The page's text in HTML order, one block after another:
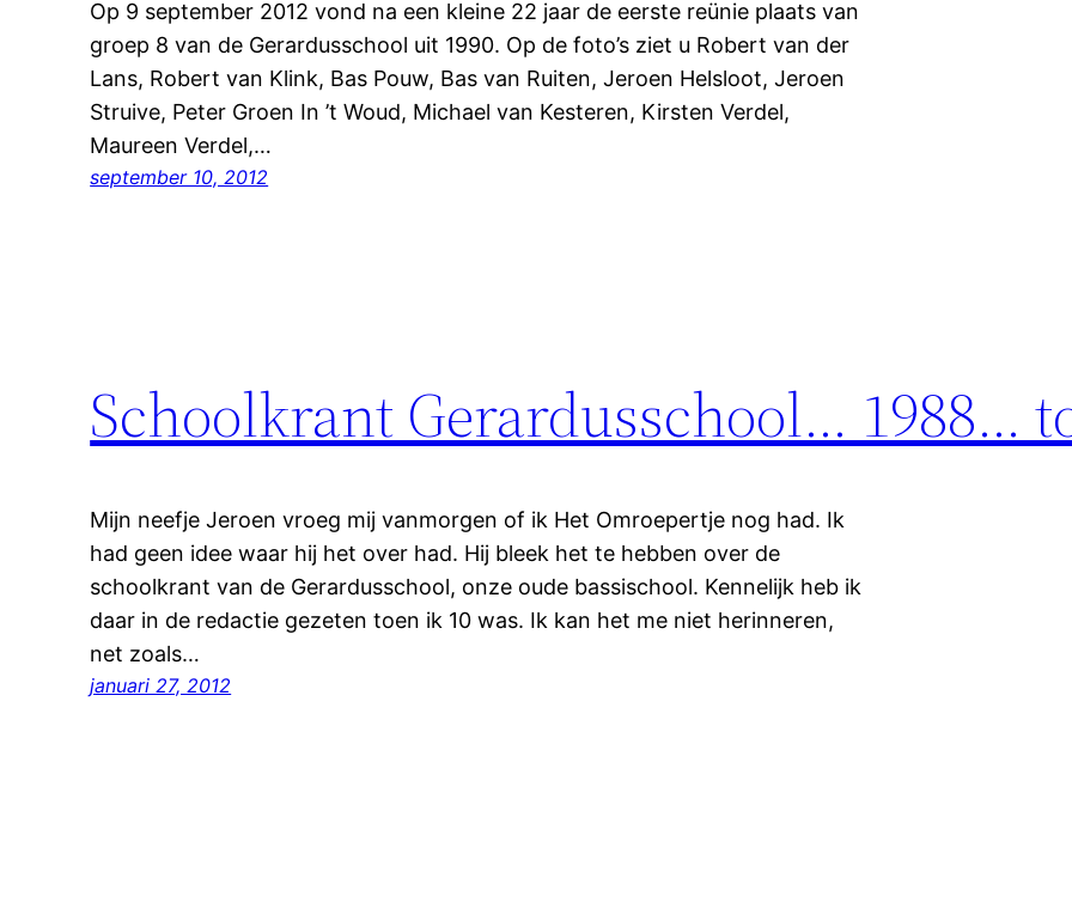
Op 9 september 2012 vond na een kleine 22 jaar de eerste reünie plaats van
groep 8 van de Gerardusschool uit 1990. Op de foto’s ziet u Robert van der
Lans, Robert van Klink, Bas Pouw, Bas van Ruiten, Jeroen Helsloot, Jeroen
Struive, Peter Groen In ’t Woud, Michael van Kesteren, Kirsten Verdel,
Maureen Verdel,…
september 10, 2012
Schoolkrant Gerardusschool… 1988…
Mijn neefje Jeroen vroeg mij vanmorgen of ik Het Omroepertje nog had. Ik
had geen idee waar hij het over had. Hij bleek het te hebben over de
schoolkrant van de Gerardusschool, onze oude bassischool. Kennelijk heb ik
daar in de redactie gezeten toen ik 10 was. Ik kan het me niet herinneren,
net zoals…
januari 27, 2012